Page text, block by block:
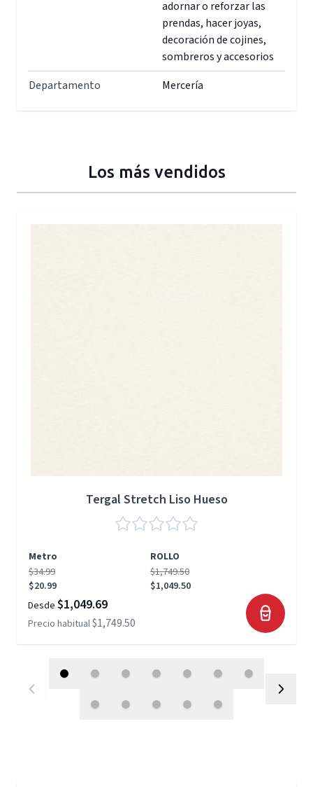
adornar o reforzar las
prendas, hacer joyas,
decoración de cojines,
sombreros y accesorios
Departamento
Mercería
Los más vendidos
Tergal Stretch Liso Hueso
Metro
ROLLO
$34.99
$20.99
$1,749.50
$1,049.50
Desde $1,049.69
Precio habitual$1,749.50